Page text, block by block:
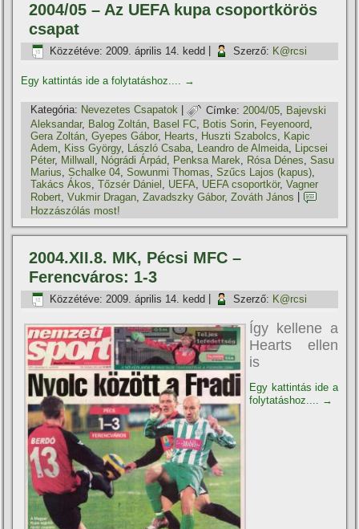
2004/05 – Az UEFA kupa csoportkörös
csapat
Közzétéve: 2009. április 14. kedd Szerző: K@rcsi
Egy kattintás ide a folytatáshoz.... →
Kategória: Nevezetes Csapatok | Címke: 2004/05 Bajevski
Aleksandar, Balog Zoltán, Basel FC, Botis Sorin, Feyenoord,
Gera Zoltán,Gyepes Gábor, Hearts, Huszti Szabolcs, Kapic
Adem, Kiss György, László Csaba, Leandro de Almeida, Lipcsei
Péter, Millwall , Nógrádi Árpád, Penksa Marek, Rósa Dénes,Sasu
Marius,Schalke 04,Sowunmi Thomas,Szűcs Lajos (kapus),
Takács Ákos,Tőzsér Dániel , UEFA, UEFA csoportkör,Vagner
Robert ,Vukmir Dragan ,Zavadszky Gábor,Zováth János
Hozzászólás most!
2004.XII.8. MK, Pécsi MFC –
Ferencváros: 1-3
Közzétéve: 2009. április 14. kedd Szerző: K@rcsi
Így kellene a
Hearts ellen
is
Egy kattintás ide a
folytatáshoz.... →